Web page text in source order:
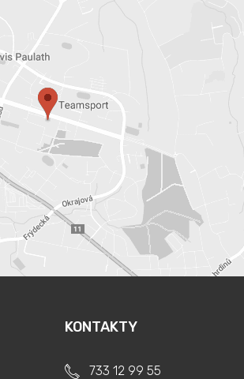
KONTAKTY
733 12 99 55